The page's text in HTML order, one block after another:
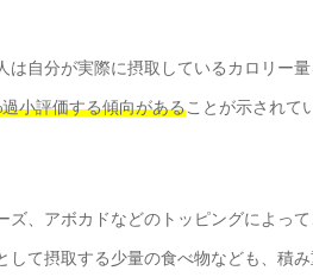
は自分が実際に摂取しているカロリー
小評価する傾向があることが示されて
ズ、アボカドなどのトッピングによっ
して摂取する少量の食べ物なども、積